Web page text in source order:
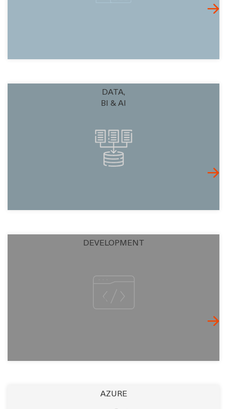
DATA,
BI & AI
DEVELOPMENT
AZURE